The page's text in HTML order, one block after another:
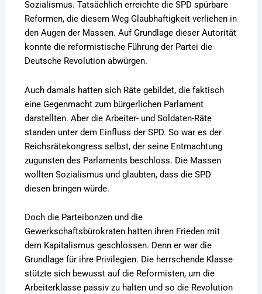
Sozialismus. Tatsächlich erreichte die SPD spürbare
Reformen, die diesem Weg Glaubhaftigkeit verliehen in
den Augen der Massen. Auf Grundlage dieser Autorität
konnte die reformistische Führung der Partei die
Deutsche Revolution abwürgen.
Auch damals hatten sich Räte gebildet, die faktisch
eine Gegenmacht zum bürgerlichen Parlament
darstellten. Aber die Arbeiter- und Soldaten-Räte
standen unter dem Einfluss der SPD. So war es der
Reichsrätekongress selbst, der seine Entmachtung
zugunsten des Parlaments beschloss. Die Massen
wollten Sozialismus und glaubten, dass die SPD
diesen bringen würde.
Doch die Parteibonzen und die
Gewerkschaftsbürokraten hatten ihren Frieden mit
dem Kapitalismus geschlossen. Denn er war die
Grundlage für ihre Privilegien. Die herrschende Klasse
stützte sich bewusst auf die Reformisten, um die
Arbeiterklasse passiv zu halten und so die Revolution